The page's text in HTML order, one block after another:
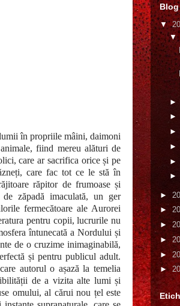
în propriile mâini, daimoni
fiind mereu alături de
care ar sacrifica orice și pe
care fac tot ce le stă în
răpitor de frumoase și
zăpadă imaculată, un ger
fermecătoare ale Aurorei
pentru copii, lucrurile nu
întunecată a Nordului și
de o cruzime inimaginabilă,
și pentru publicul adult.
autorul o așază la temelia
de a vizita alte lumi și
omului, al cărui nou țel este
Blog
▼
►
►
►
►
►
►
►
►
►
►
►
►